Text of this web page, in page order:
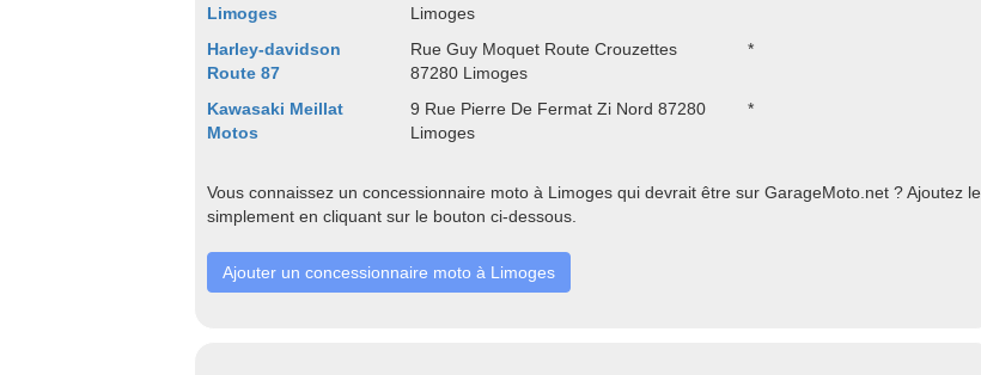
Limoges
Limoges
Harley-davidson
Route 87
Rue Guy Moquet Route Crouzettes
87280 Limoges
*
Kawasaki Meillat
Motos
9 Rue Pierre De Fermat Zi Nord 87280
Limoges
*
Vous connaissez un concessionnaire moto à Limoges qui devrait être sur GarageMoto.net ? Ajoutez le
simplement en cliquant sur le bouton ci-dessous.
Ajouter un concessionnaire moto à Limoges